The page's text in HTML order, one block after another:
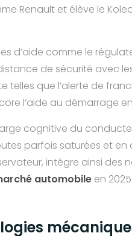
Renault et élève le
d’aide comme le
de sécurité avec
telles que l’alerte de
l’aide au démarrage
cognitive du
parfois saturées et
intègre ainsi des
automobile en 2025.